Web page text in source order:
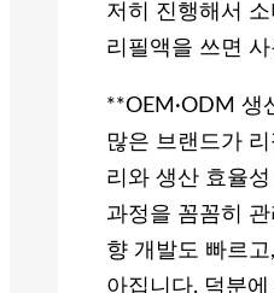
저히 진행해서
리필액을 쓰면
**OEM·ODM 생
많은 브랜드가
리와 생산 효율
과정을 꼼꼼히
향 개발도 빠르
아집니다. 덕분